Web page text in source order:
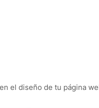
el diseño de tu página